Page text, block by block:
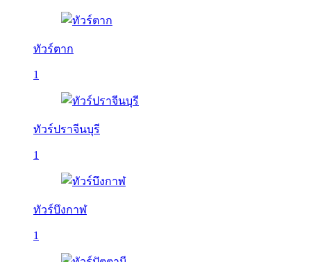
ทัวร์ตาก
1
ทัวร์ปราจีนบุรี
1
ทัวร์บึงกาฬ
1